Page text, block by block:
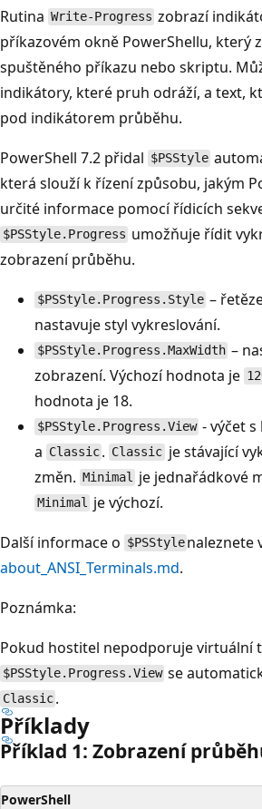
Rutina Write-Progress zobrazí
příkazovém okně PowerShellu, který
spuštěného příkazu nebo skriptu.
indikátory, které pruh odráží, a text,
pod indikátorem průběhu.
PowerShell 7.2 přidal $PSStyle
která slouží k řízení způsobu, jakým
určité informace pomocí řídicích
$PSStyle.Progress umožňuje řídit
zobrazení průběhu.
$PSStyle.Progress.Style –
nastavuje styl vykreslování.
$PSStyle.Progress.MaxWidth –
zobrazení. Výchozí hodnota je
hodnota je 18.
$PSStyle.Progress.View - výčet
a Classic . Classic je stávající
změn. Minimal je jednařádkové
Minimal je výchozí.
Další informace o $PSStyle naleznete
about_ANSI_Terminals.md.
Poznámka:
Pokud hostitel nepodporuje virtuální
$PSStyle.Progress.View se
Classic .
Příklady
Příklad 1: Zobrazení
PowerShell